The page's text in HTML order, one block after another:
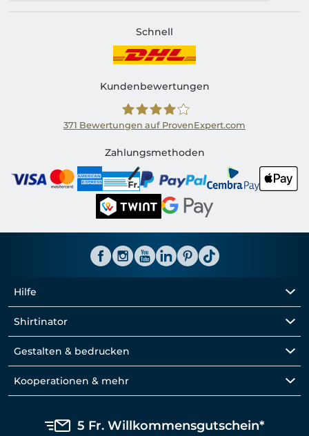
Schnell
Kundenbewertungen
Shirtinator CH
371 Bewertungen auf ProvenExpert.com
Zahlungsmethoden
Hilfe
Shirtinator
Gestalten & bedrucken
Kooperationen & mehr
5 Fr. Willkommensgutschein*